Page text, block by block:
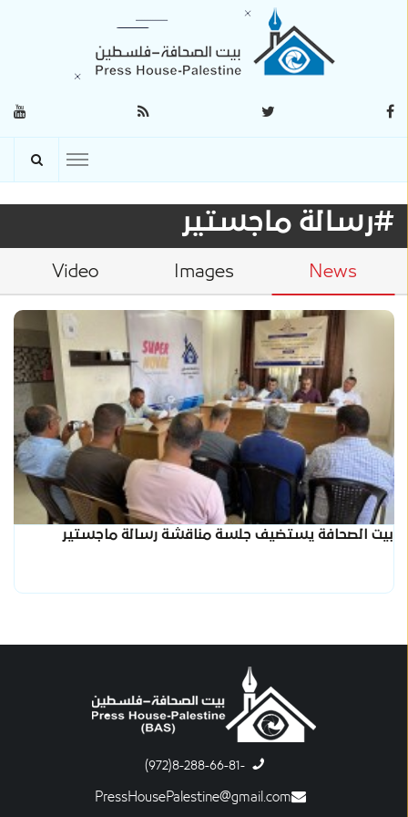
#رسالة ماجستير
News
Images
Video
بيت الصحافة يستضيف جلسة مناقشة رسالة ماجستير
-8-288-66-81(972)
PressHousePalestine@gmail.com